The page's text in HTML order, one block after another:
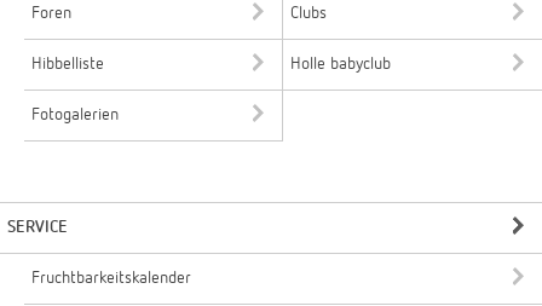
Foren Clubs
Hibbelliste Holle babyclub
Fotogalerien
SERVICE
Fruchtbarkeitskalender